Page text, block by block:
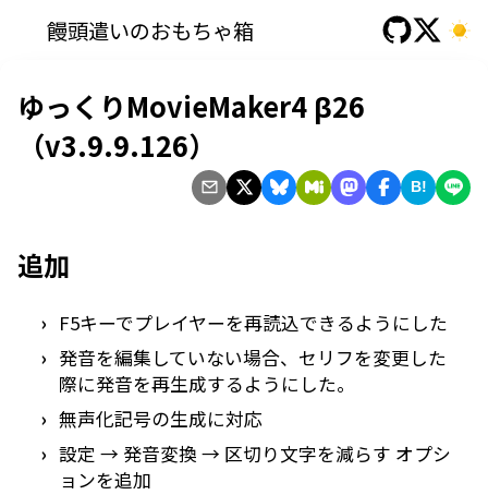
饅頭遣いのおもちゃ箱
ゆっくりMovieMaker4 β26
（v3.9.9.126）
B!
追加
F5キーでプレイヤーを再読込できるようにした
発音を編集していない場合、セリフを変更した
際に発音を再生成するようにした。
無声化記号の生成に対応
設定 → 発音変換 → 区切り文字を減らす オプシ
ョンを追加